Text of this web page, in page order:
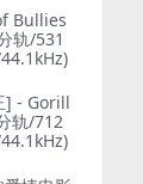
Bullies
轨/531
] - Gorill
轨/712